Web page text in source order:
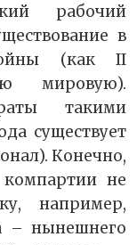
рабочий
в
(как II
мировую).
такими
существует
Конечно,
не
например,
– нынешнего